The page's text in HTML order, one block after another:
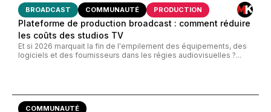
BROADCAST COMMUNAUTÉ PRODUCTION
Plateforme de production broadcast : comment réduire
les coûts des studios TV
Et si 2026 marquait la fin de l'empilement des équipements, des
logiciels et des fournisseurs dans les régies audiovisuelles ?...
COMMUNAUTÉ